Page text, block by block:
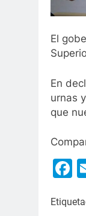
El
En
urnas
que